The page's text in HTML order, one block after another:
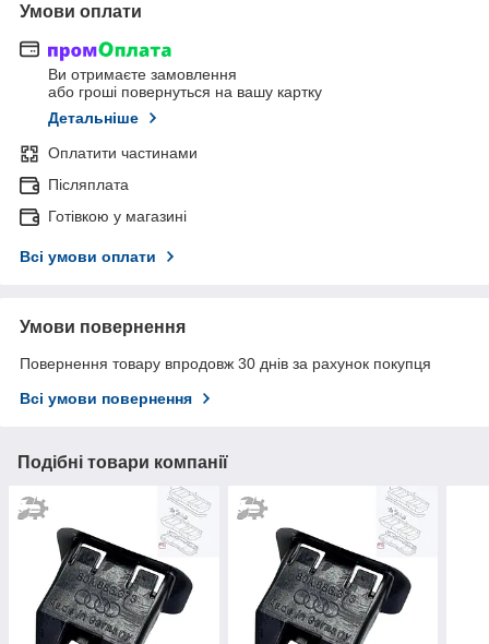
Умови оплати
Ви отримаєте замовлення
або гроші повернуться на вашу картку
Детальніше
Оплатити частинами
Післяплата
Готівкою у магазині
Всі умови оплати
Умови повернення
Повернення товару впродовж 30 днів за рахунок покупця
Всі умови повернення
Подібні товари компанії